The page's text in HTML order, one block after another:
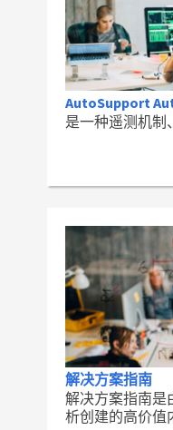
AutoSupport
是一种遥测机制
解决方案指南
解决方案指南是
析创建的高价值